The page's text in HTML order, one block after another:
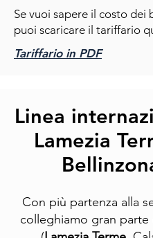
Se vuoi sapere il costo dei
puoi scaricare il tariffario
Tariffario in PDF
Linea
Lamezia
Con più partenza alla
colleghiamo gran parte